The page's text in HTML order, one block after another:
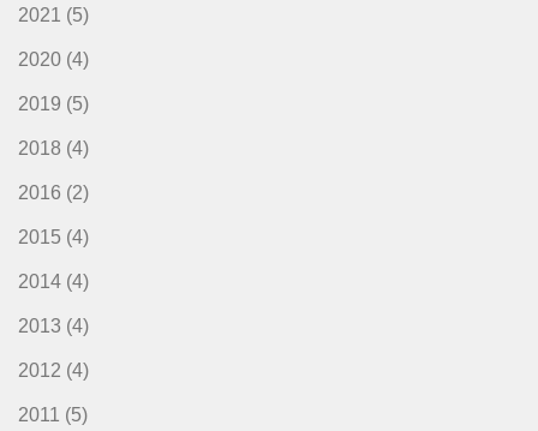
2021 (5)
2020 (4)
2019 (5)
2018 (4)
2016 (2)
2015 (4)
2014 (4)
2013 (4)
2012 (4)
2011 (5)